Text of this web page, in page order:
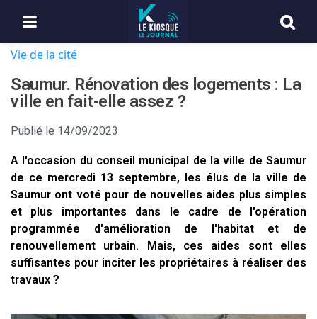
Vie de la cité
Saumur. Rénovation des logements : La
ville en fait-elle assez ?
Publié le 14/09/2023
A l'occasion du conseil municipal de la ville de Saumur
de ce mercredi 13 septembre, les élus de la ville de
Saumur ont voté pour de nouvelles aides plus simples
et plus importantes dans le cadre de l'opération
programmée d'amélioration de l'habitat et de
renouvellement urbain. Mais, ces aides sont elles
suffisantes pour inciter les propriétaires à réaliser des
travaux ?